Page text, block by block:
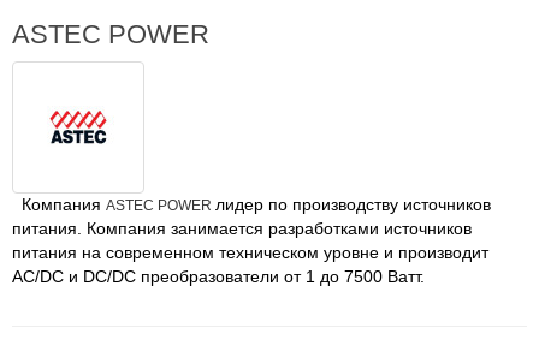
ASTEC POWER
Компания ASTEC POWER лидер по производству источников
питания. Компания занимается разработками источников
питания на современном техническом уровне и производит
AC/DC и DC/DC преобразователи от 1 до 7500 Ватт.